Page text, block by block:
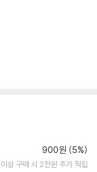
900원 (5%)
상 구매 시 2천원 추가 적립